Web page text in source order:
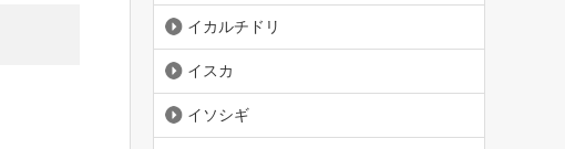
イカルチドリ
イスカ
イソシギ